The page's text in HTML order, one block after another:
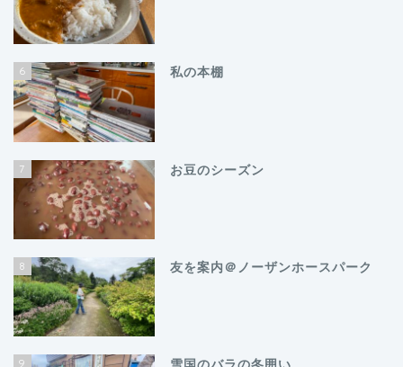
6 私の本棚
7 お豆のシーズン
8 友を案内＠ノーザンホースパーク
9